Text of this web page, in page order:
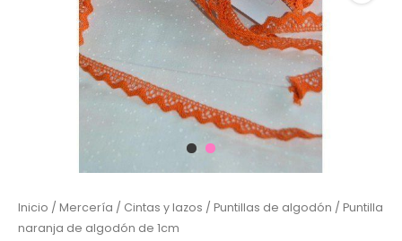
Inicio / Mercería / Cintas y lazos / Puntillas de algodón / Puntilla
naranja de algodón de 1cm